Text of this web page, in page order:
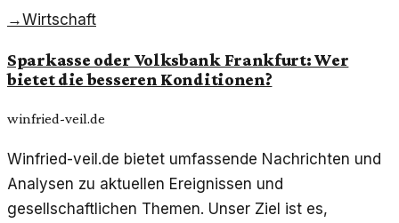
→Wirtschaft
Sparkasse oder Volksbank Frankfurt: Wer
bietet die besseren Konditionen?
winfried-veil.de
Winfried-veil.de bietet umfassende Nachrichten und
Analysen zu aktuellen Ereignissen und
gesellschaftlichen Themen. Unser Ziel ist es,